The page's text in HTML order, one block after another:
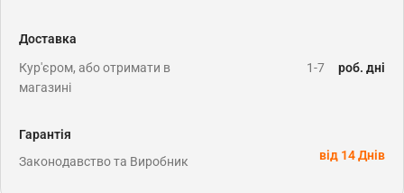
Доставка
Кур'єром, або отримати в
магазині
1-7 роб. дні
Гарантія
Законодавство та Виробник
від 14 Днів